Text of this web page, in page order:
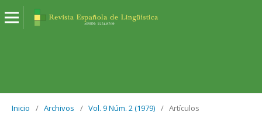
Inicio / Archivos / Vol. 9 Núm. 2 (1979) / Artículos